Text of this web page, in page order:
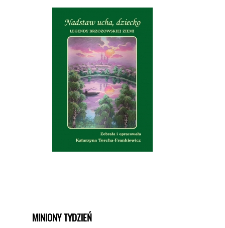
MINIONY TYDZIEŃ